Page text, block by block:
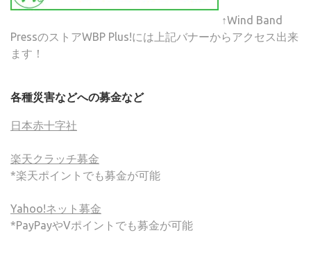
↑Wind Band
PressのストアWBP Plus!には上記バナーからアクセス出来
ます！
各種災害などへの募金など
日本赤十字社
楽天クラッチ募金
*楽天ポイントでも募金が可能
Yahoo!ネット募金
*PayPayやVポイントでも募金が可能